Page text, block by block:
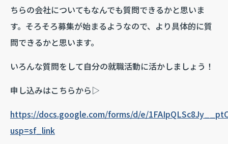
ちらの会社についてもなんでも質問できるかと思いま
す。そろそろ募集が始まるようなので、より具体的に質
問できるかと思います。
いろんな質問をして自分の就職活動に活かしましょう！
申し込みはこちらから▷
https://docs.google.com/forms/d/e/
usp=sf_link